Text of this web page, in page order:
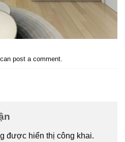
post a comment.
được hiển thị công khai.